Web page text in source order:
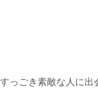
っごき素敵な人に出